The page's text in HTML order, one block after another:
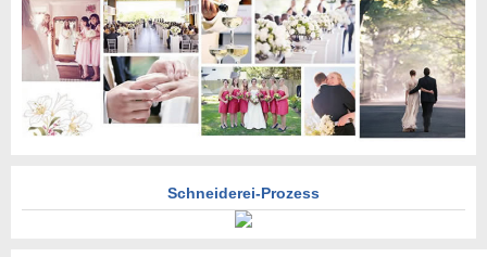
Schneiderei-Prozess